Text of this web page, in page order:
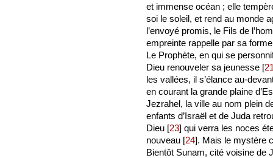
et immense océan ; elle
soi le soleil, et rend au monde
l’envoyé promis, le Fils de
empreinte rappelle par sa
Le Prophète, en qui se
Dieu renouveler sa jeunesse [
les vallées, il s’élance au-
en courant la grande plaine
Jezrahel, la ville au nom plein
enfants d’Israël et de Juda
Dieu [23] qui verra les noces
nouveau [24]. Mais le mystère
Bientôt Sunam, cité voisine de